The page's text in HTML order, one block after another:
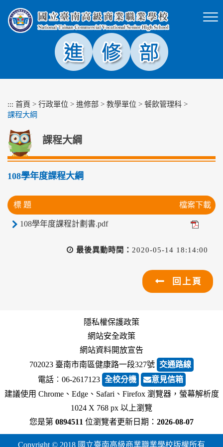
塊
::: 首頁 > 行政單位 > 進修部 > 教學單位 > 餐飲管理科 >
課程大綱
課程大綱
108學年度課程大綱
標 題 檔案下載
108學年度課程計劃書.pdf
最後異動時間： 2020-05-14 18:14:00
回上頁
隱私權保護政策
網站安全政策
網站資料開放宣告
702023 臺南市南區健康路一段327號 交通路線
電話︰06-2617123 全校分機
意見信箱
建議使用 Chrome、Edge、Safari、Firefox 瀏覽器，螢幕解析度
1024 X 768 px 以上瀏覽
您是第 0894511 位瀏覽者更新日期： 2026-08-07
Copyright © 2018 國立臺南高級商業職業學校版權所有